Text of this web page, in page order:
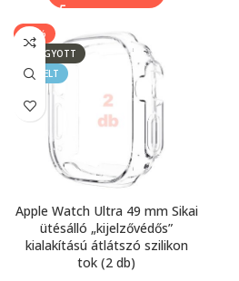
-50%
ELFOGYOTT
KIEMELT
Apple Watch Ultra 49 mm Sikai
ütésálló „kijelzővédős”
kialakítású átlátszó szilikon
tok (2 db)